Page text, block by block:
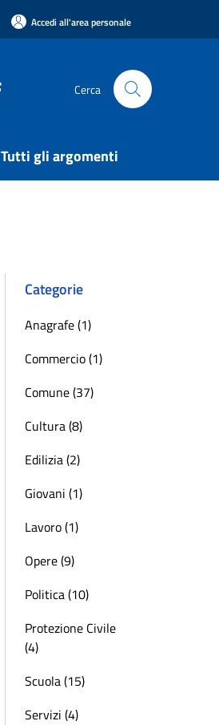
Accedi all'area personale
Cerca
Tutti gli argomenti
Categorie
Anagrafe (1)
Commercio (1)
Comune (37)
Cultura (8)
Edilizia (2)
Giovani (1)
Lavoro (1)
Opere (9)
Politica (10)
Protezione Civile
(4)
Scuola (15)
Servizi (4)